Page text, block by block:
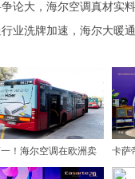
争论大，海尔空调真材实
行业洗牌加速，海尔大暖
！海尔空调在欧洲卖 卡萨
古画